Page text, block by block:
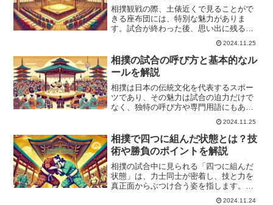
相撲観戦の際、土俵近くで見ることがで
きる座布団には、特別な魅力がありま
す。試合が終わった後、思い出に残るこ
の座布団を持ち帰りたいと思う方も多い
のではないでしょうか。しかし、座布団
を持ち帰るには、いくつかのルールや条
件があります。また、大相撲...
2024.11.25
相撲の試合の呼び方と基本的なル
ールを解説
相撲は日本の伝統文化を代表するスポー
ツであり、その魅力は試合の迫力だけで
なく、独特の呼び方や専門用語にもあり
や呼び方を理解していると、試合の進行
や力士の戦い方がより深く楽しめます。
たとえば、試合の開始時に...
2024.11.25
相撲で四つに組んだ状態とは？技
術や勝負のポイントを解説
相撲の試合中に見られる「四つに組んだ
状態」は、力士同士が密着し、技と力を
真正面からぶつけ合う姿を指します。こ
2024.11.24